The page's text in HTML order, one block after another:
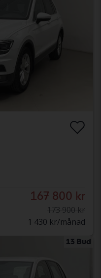
167 800 kr
173 900 kr
1 430 kr/månad
13 Bud